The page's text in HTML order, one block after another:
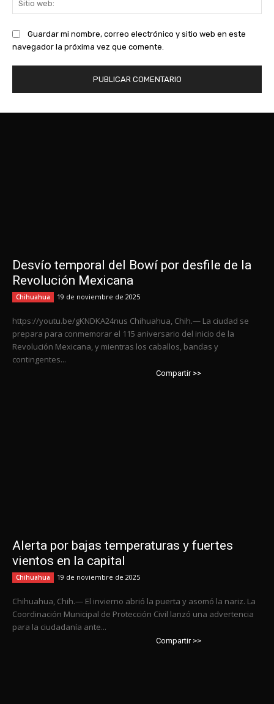
Guardar mi nombre, correo electrónico y sitio web en este
navegador la próxima vez que comente.
Desvío temporal del Bowí por desfile de la
Revolución Mexicana
Chihuahua 19 de noviembre de 2025
https://youtu.be/gKNDKA24nus Chihuahua, Chih.— La ciudad se
prepara para conmemorar el 115 aniversario del inicio de la
Revolución Mexicana, y mientras los caballos, bandas y
contingentes...
Compartir >>
Alerta por bajas temperaturas y fuertes
vientos en la capital
Chihuahua 19 de noviembre de 2025
Chihuahua, Chih.— El invierno abrió la puerta y asomó la nariz. La
Coordinación Municipal de Protección Civil lanzó una advertencia
para la ciudadanía ante...
Compartir >>